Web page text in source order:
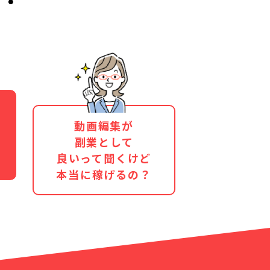
動画編集が
副業として
良いって聞くけど
本当に稼げるの？